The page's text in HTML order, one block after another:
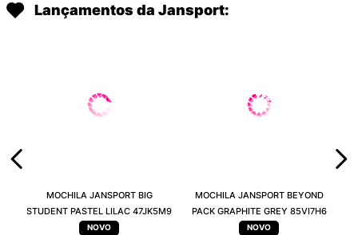
Lançamentos da Jansport:
MOCHILA JANSPORT BIG
STUDENT PASTEL LILAC 47JK5M9
MOCHILA JANSPORT BEYOND
PACK GRAPHITE GREY 85VI7H6